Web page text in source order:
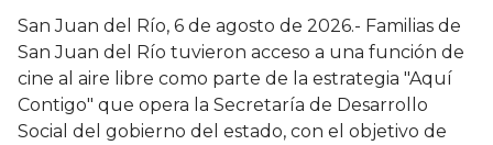
San Juan del Río, 6 de agosto de 2026.- Familias de
San Juan del Río tuvieron acceso a una función de
cine al aire libre como parte de la estrategia "Aquí
Contigo" que opera la Secretaría de Desarrollo
Social del gobierno del estado, con el objetivo de